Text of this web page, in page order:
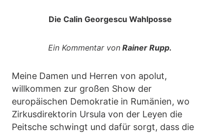
Die Calin Georgescu Wahlposse
Ein Kommentar von Rainer Rupp.
Meine Damen und Herren von apolut,
willkommen zur großen Show der
europäischen Demokratie in Rumänien, wo
Zirkusdirektorin Ursula von der Leyen die
Peitsche schwingt und dafür sorgt, dass die